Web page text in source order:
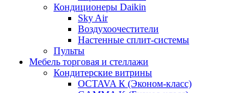
Кондиционеры Daikin
Sky Air
Воздухоочестители
Настенные сплит-системы
Пульты
Мебель торговая и стеллажи
Кондитерские витрины
OCTAVA К (Эконом-класс)